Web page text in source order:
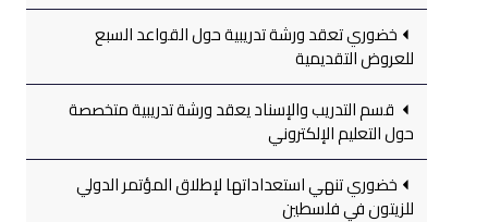
خضوري تعقد ورشة تدريبية حول القواعد السبع
للعروض التقديمية
قسم التدريب والإسناد يعقد ورشة تدريبية متخصصة
حول التعليم الإلكتروني
خضوري تنهي استعداداتها لإطلاق المؤتمر الدولي
للزيتون في فلسطين